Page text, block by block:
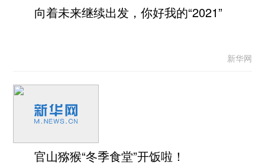
向着未来继续出发，你好我的“2021”
新华网
官山猕猴“冬季食堂”开饭啦！